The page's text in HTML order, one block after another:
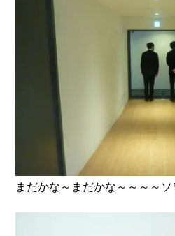
まだかな～まだかな～～～～